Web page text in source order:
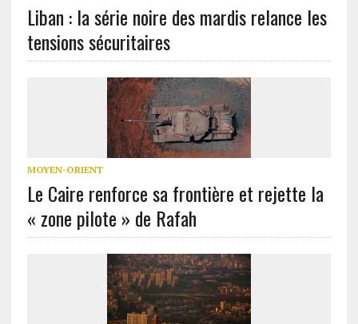
Liban : la série noire des mardis relance les
tensions sécuritaires
MOYEN-ORIENT
Le Caire renforce sa frontière et rejette la
« zone pilote » de Rafah